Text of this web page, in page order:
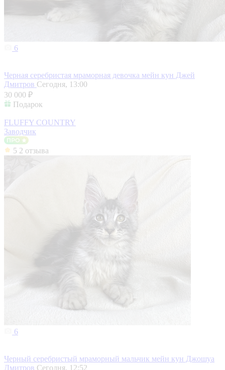
6
Черная серебристая мраморная девочка мейн кун Джей
Дмитров Сегодня, 13:00
30 000 ₽
Подарок
FLUFFY COUNTRY
Заводчик
5 2 отзыва
6
Черный серебристый мраморный мальчик мейн кун Джошуа
Дмитров Сегодня, 12:52